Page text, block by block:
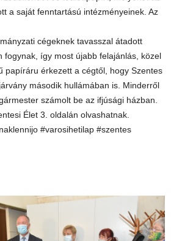
a saját fenntartású intézményeinek. Az
cégeknek tavasszal átadott
fogynak, így most újabb felajánlás, közel
papíráru érkezett a cégtől, hogy Szentes
második hullámában is. Minderről
számolt be az ifjúsági házban.
Élet 3. oldalán olvashatnak.
#varosihetilap #szentes